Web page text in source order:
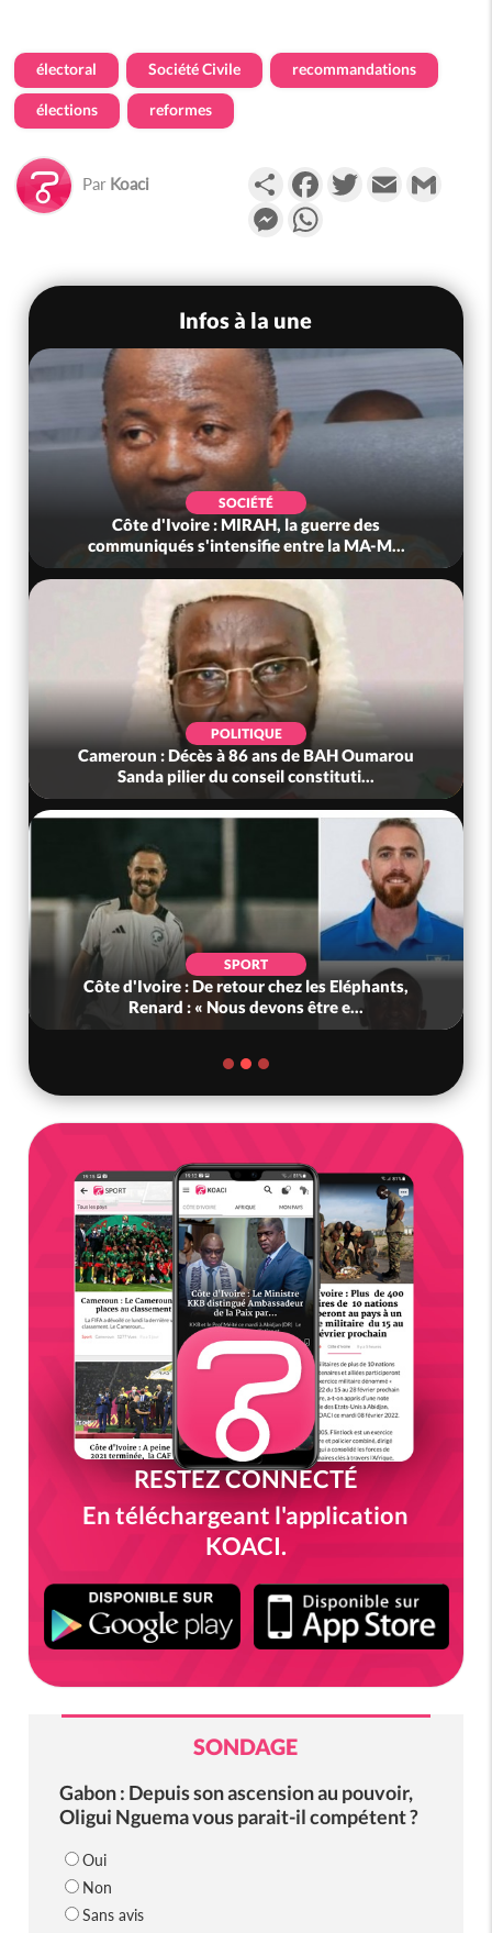
électoral Société Civile recommandations
élections reformes
Par Koaci PartagerFacebookTwitterEmail
Messenger
Infos à la une
SOCIÉTÉ
Côte d'Ivoire : MIRAH, la guerre des
communiqués s'intensifie entre la MA-M...
POLITIQUE
Cameroun : Décès à 86 ans de BAH Oumarou
Sanda pilier du conseil constituti...
SPORT
Côte d'Ivoire : De retour chez les Eléphants,
Renard : « Nous devons être e...
RESTEZ CONNECTÉ
En téléchargeant l'application
KOACI.
SONDAGE
Gabon : Depuis son ascension au pouvoir,
Oligui Nguema vous parait-il compétent ?
Oui
Non
Sans avis